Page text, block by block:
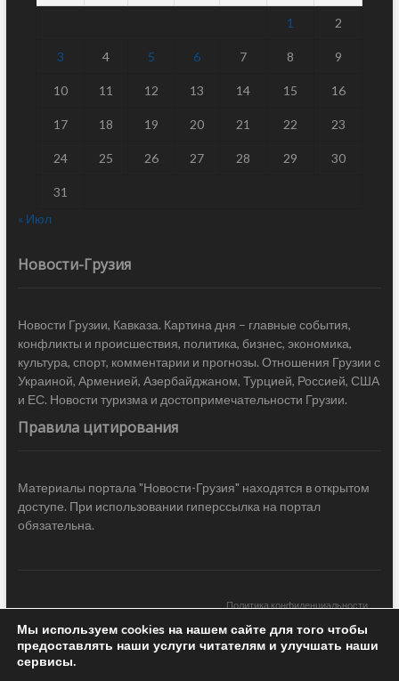
1 2
3 4 5 6 7 8 9
10 11 12 13 14 15 16
17 18 19 20 21 22 23
24 25 26 27 28 29 30
31
« Июл
Новости-Грузия
Новости Грузии, Кавказа. Картина дня – главные события,
конфликты и происшествия, политика, бизнес, экономика,
культура, спорт, комментарии и прогнозы. Отношения Грузии с
Украиной, Арменией, Азербайджаном, Турцией, Россией, США
и ЕС. Новости туризма и достопримечательности Грузии.
Правила цитирования
Материалы портала "Новости-Грузия" находятся в открытом
доступе. При использовании гиперссылка на портал
обязательна.
Политика конфиденциальности
Новости Грузии| Black Sea Press LTD © 2020 All Rights Reserved /
Design & development —
Мы используем cookies на нашем сайте для того чтобы
предоставлять наши услуги читателям и улучшать наши
сервисы.